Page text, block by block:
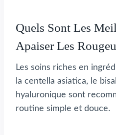
Quels Sont Les
Apaiser Les
Les soins riches en
la centella asiatica, le
hyaluronique sont
routine simple et douce.